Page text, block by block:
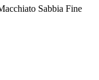
Sabbia Fine